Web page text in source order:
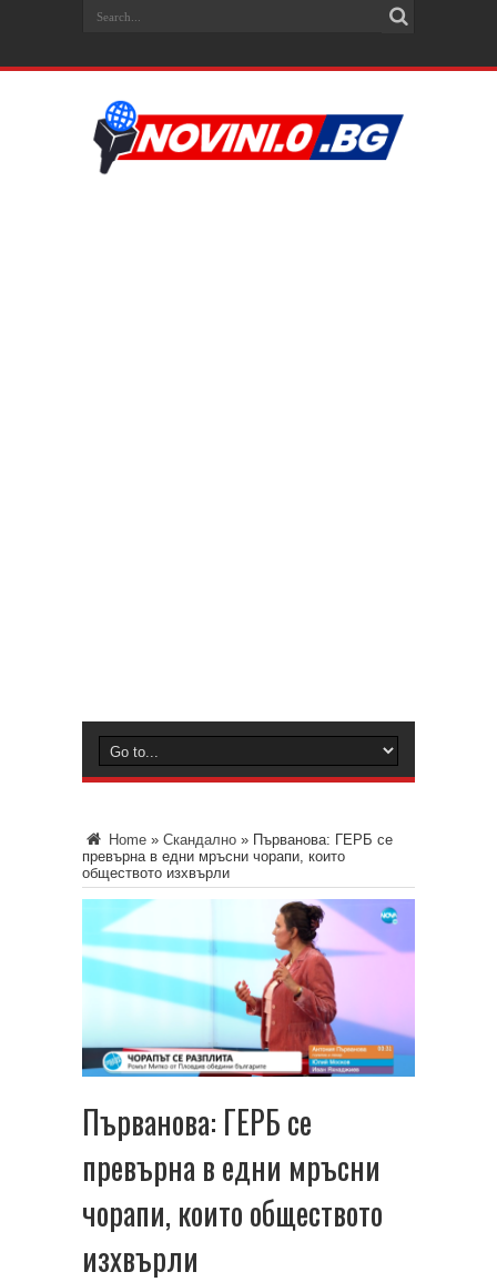
Home » Скандално » Първанова: ГЕРБ се
превърна в едни мръсни чорапи, които
обществото изхвърли
Първанова: ГЕРБ се
превърна в едни мръсни
чорапи, които обществото
изхвърли